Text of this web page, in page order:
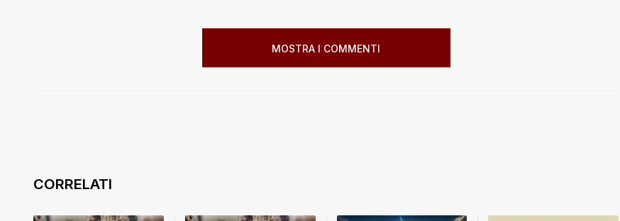
MOSTRA I COMMENTI